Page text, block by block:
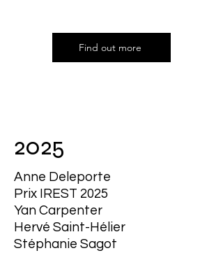
Find out more
2025
Anne Deleporte
Prix IREST 2025
Yan Carpenter
Hervé Saint-Hélier
Stéphanie Sagot